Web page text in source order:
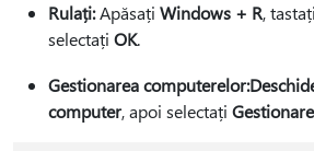
Rulați:Apăsați Windows + R, tastați
selectați OK.
Gestionarea computerelor:
computer, apoi selectați